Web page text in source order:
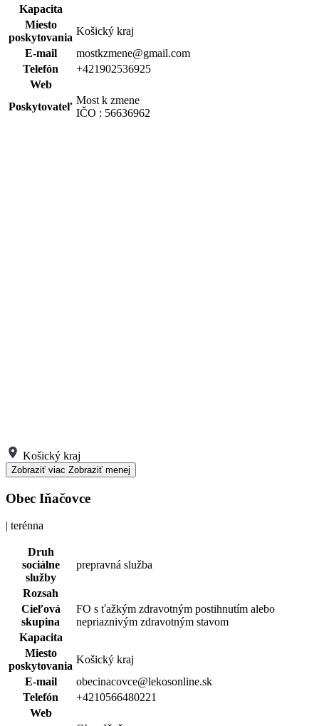
Kapacita
Miesto
poskytovania
Košický kraj
E-mail
mostkzmene@gmail.com
Telefón
+421902536925
Web
Poskytovateľ
Most k zmene
IČO : 56636962
Košický kraj
Zobraziť viac Zobraziť menej
Obec Iňačovce
| terénna
Druh
sociálne
služby
prepravná služba
Rozsah
Cieľová
skupina
FO s ťažkým zdravotným postihnutím alebo
nepriaznivým zdravotným stavom
Kapacita
Miesto
poskytovania
Košický kraj
E-mail
obecinacovce@lekosonline.sk
Telefón
+4210566480221
Web